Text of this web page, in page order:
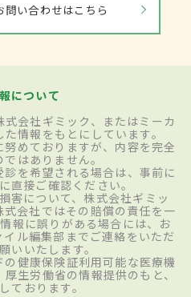
問い合わせはこちら
について
会社ギミック、またはミーカ
情報をもとにしています。
めておりますが、内容を完全
はありません。
を希望される場合は、事前に
直接ご確認ください。
害について、株式会社ギミッ
会社ではその賠償の責任を一
報に誤りがある場合には、お
ル編集部までご連絡をいただ
いいたします。
健康保険証利用可能な医療機
生労働省の情報提供のもと、
ております。